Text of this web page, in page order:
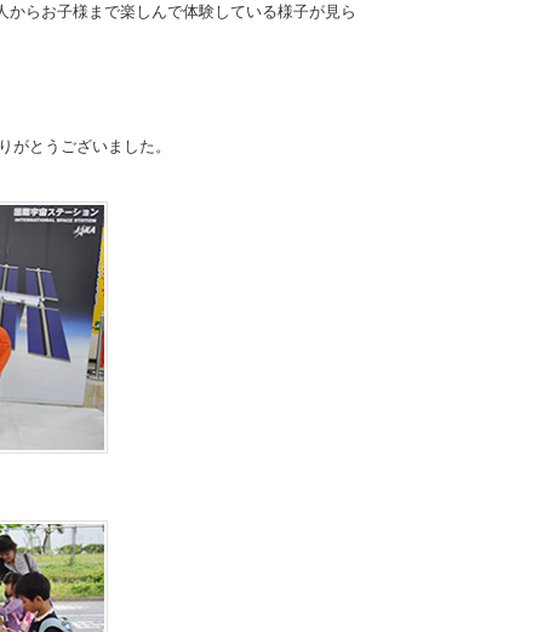
らお子様まで楽しんで体験している様子が見ら
とうございました。